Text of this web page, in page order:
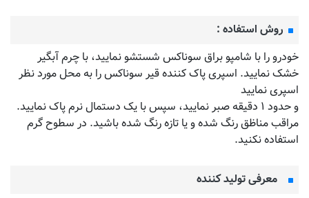
روش استفاده :
خودرو را با شامپو براق سوناکس شستشو نمایید، با چرم آبگیر
خشک نمایید. اسپری پاک کننده قیر سوناکس را به محل مورد نظر
اسپری نمایید
و حدود ۱ دقیقه صبر نمایید، سپس با یک دستمال نرم پاک نمایید.
مراقب مناظق رنگ شده و یا تازه رنگ شده باشید. در سطوح گرم
استفاده نکنید.
معرفی تولید کننده